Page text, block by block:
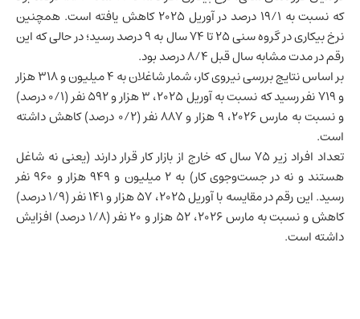
که نسبت به ۱۹/۱ درصد در آوریل ۲۰۲۵ کاهش یافته است. همچنین
نرخ بیکاری در گروه سنی ۲۵ تا ۷۴ سال به ۹ درصد رسید؛ در حالی که این
رقم در مدت مشابه سال قبل ۸/۴ درصد بود.
بر اساس نتایج بررسی نیروی کار، شمار شاغلان به ۴ میلیون و ۳۱۸ هزار
و ۷۱۹ نفر رسید که نسبت به آوریل ۲۰۲۵، ۳ هزار و ۵۹۲ نفر (۰/۱ درصد)
و نسبت به مارس ۲۰۲۶، ۹ هزار و ۸۸۷ نفر (۰/۲ درصد) کاهش داشته
است.
تعداد افراد زیر ۷۵ سال که خارج از
بازار کارقرار دارند (یعنی نه شاغل
هستند و نه در جست‌وجوی کار) به ۲ میلیون و ۹۴۹ هزار و ۹۶۰ نفر
رسید. این رقم در مقایسه با آوریل ۲۰۲۵، ۵۷ هزار و ۱۴۱ نفر (۱/۹ درصد)
کاهش و نسبت به مارس ۲۰۲۶، ۵۲ هزار و ۲۰ نفر (۱/۸ درصد) افزایش
داشته است.